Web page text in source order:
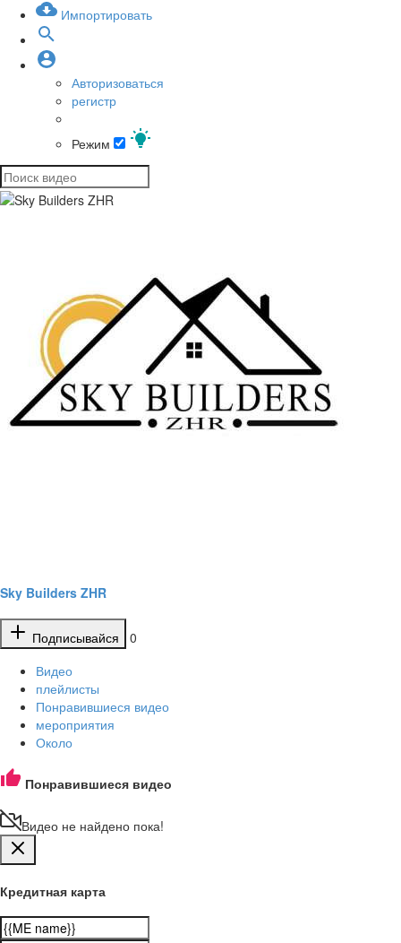
Импортировать
Авторизоваться
регистр
Режим
Sky Builders ZHR
Подписывайся
0
Видео
плейлисты
Понравившиеся видео
мероприятия
Около
Понравившиеся видео
Видео не найдено пока!
Кредитная карта